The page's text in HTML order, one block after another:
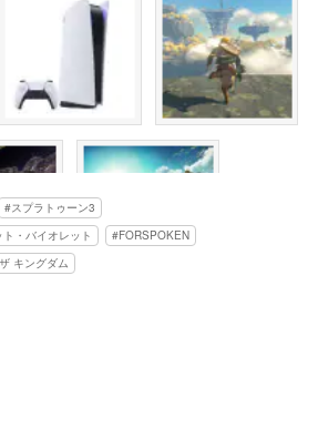
スプラトゥーン3
・バイオレット
FORSPOKEN
キングダム